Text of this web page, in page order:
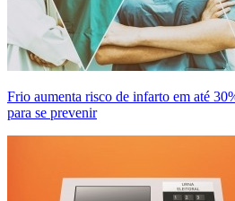
Frio aumenta risco de infarto em até
para se prevenir